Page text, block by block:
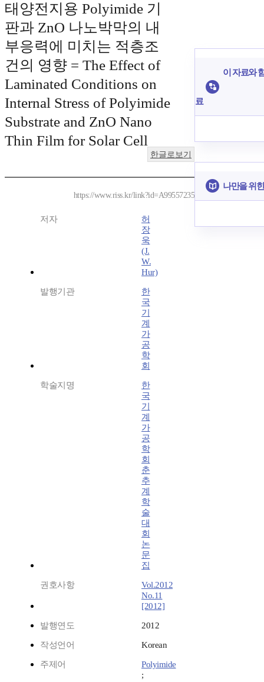
태양전지용 Polyimide 기
판과 ZnO 나노박막의 내
부응력에 미치는 적층조
건의 영향 = The Effect of
Laminated Conditions on
Internal Stress of Polyimide
Substrate and ZnO Nano
Thin Film for Solar Cell
한글로보기
https://www.riss.kr/link?id=A99557235
저자
허
장
욱
(J.
W.
Hur)
발행기관
한
국
기
계
가
공
학
회
학술지명
한
국
기
계
가
공
학
회
춘
추
계
학
술
대
회
논
문
집
권호사항
Vol.2012
No.11
[2012]
발행연도 2012
작성언어 Korean
주제어
Polyimide
;
이 자료와
료
나만을 위